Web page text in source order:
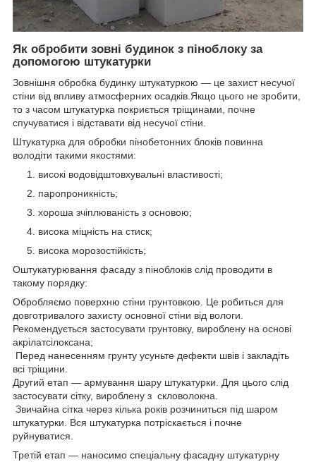
Як обробити зовні будинок з піноблоку за
допомогою штукатурки
Зовнішня обробка будинку штукатуркою ― це захист несучої
стіни від впливу атмосферних осадків.Якщо цього не зробити,
то з часом штукатурка покриється тріщинами, почне
спучуватися і відставати від несучої стіни.
Штукатурка для обробки пінобетонних блоків повинна
володіти такими якостями:
високі водовідштовхувальні властивості;
паропроникність;
хороша зчіплюваність з основою;
висока міцність на стиск;
висока морозостійкість;
Оштукатурювання фасаду з піноблоків слід проводити в
такому порядку:
Обробляємо поверхню стіни грунтовкою. Це робиться для
довготривалого захисту основної стіни від вологи.
Рекомендується застосувати грунтовку, вироблену на основі
акрілатсілоксана;
Перед нанесенням грунту усуньте дефекти швів і закладіть
всі тріщини.
Другий етап ― армування шару штукатурки. Для цього слід
застосувати сітку, вироблену з скловолокна.
Звичайна сітка через кілька років розчиниться під шаром
штукатурки. Вся штукатурка потріскається і почне
руйнуватися.
Третій етап ― наносимо спеціальну фасадну штукатурну